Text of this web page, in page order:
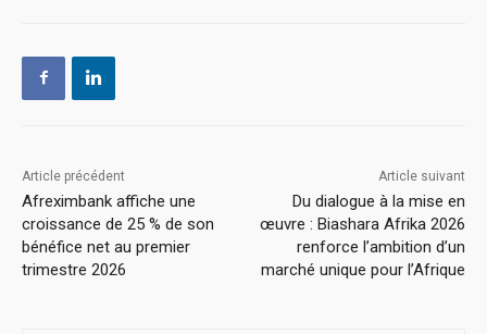
Article précédent
Afreximbank affiche une
croissance de 25 % de son
bénéfice net au premier
trimestre 2026
Article suivant
Du dialogue à la mise en
œuvre : Biashara Afrika 2026
renforce l’ambition d’un
marché unique pour l’Afrique